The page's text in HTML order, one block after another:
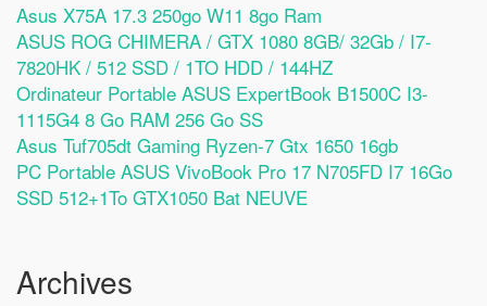
Asus X75A 17.3 250go W11 8go Ram
ASUS ROG CHIMERA / GTX 1080 8GB/ 32Gb / I7-
7820HK / 512 SSD / 1TO HDD / 144HZ
Ordinateur Portable ASUS ExpertBook B1500C I3-
1115G4 8 Go RAM 256 Go SS
Asus Tuf705dt Gaming Ryzen-7 Gtx 1650 16gb
PC Portable ASUS VivoBook Pro 17 N705FD I7 16Go
SSD 512+1To GTX1050 Bat NEUVE
Archives